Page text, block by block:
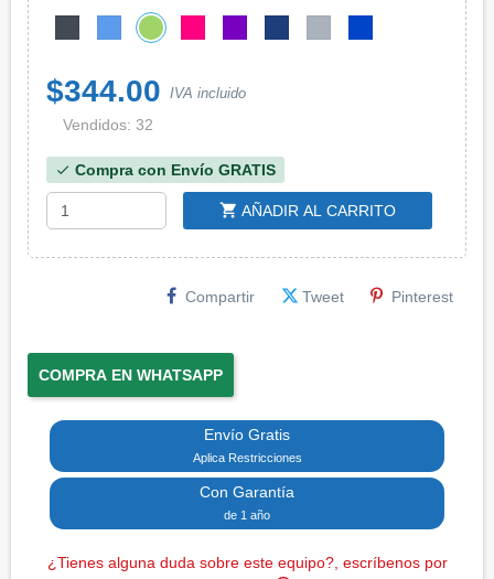
$344.00 IVA incluido
Vendidos: 32
check Compra con Envío GRATIS
shopping_cart AÑADIR AL CARRITO
Compartir Tweet Pinterest
COMPRA EN WHATSAPP
Envío Gratis
Aplica Restricciones
Con Garantía
de 1 año
¿Tienes alguna duda sobre este equipo?, escríbenos por